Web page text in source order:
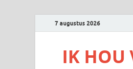
7 augustus 2026
IK HOU